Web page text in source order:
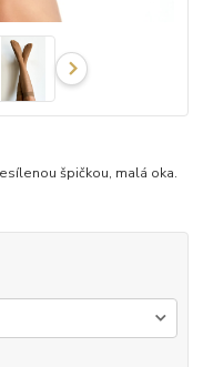
špičkou, malá oka.